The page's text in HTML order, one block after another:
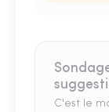
C'est le